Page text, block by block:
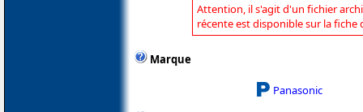
Attention, il s'agit d'un fichier
récente est disponible sur la fiche
Marque
Panasonic